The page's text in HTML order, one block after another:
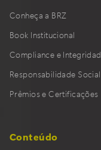
Book Institucional
Compliance e Integridade
Responsabilidade Social
Prêmios e Certificações
Blog